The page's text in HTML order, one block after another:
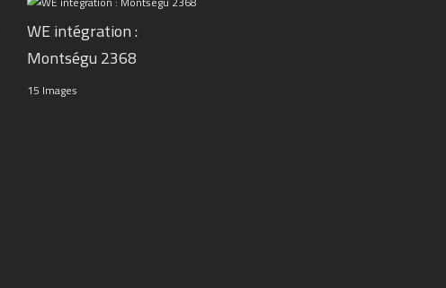
WE intégration :
Montségu 2368
15 Images